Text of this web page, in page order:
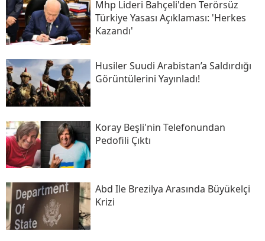
Mhp Lideri Bahçeli'den Terörsüz
Türkiye Yasası Açıklaması: 'herkes
Kazandı'
Husiler Suudi Arabistan’a Saldırdığı
Görüntülerini Yayınladı!
Koray Beşli'nin Telefonundan
Pedofili Çıktı
Abd Ile Brezilya Arasında Büyükelçi
Krizi